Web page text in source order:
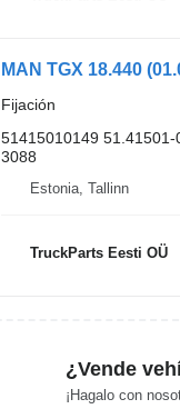
Fijación
51415010149
3088
Estonia, Tallinn
TruckParts Eesti OÜ
¿Vende
¡Hagalo con